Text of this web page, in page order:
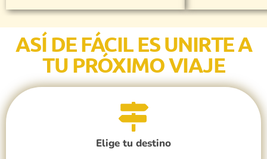
ASÍ DE FÁCIL ES UNIRTE A
TU PRÓXIMO VIAJE
Elige tu destino